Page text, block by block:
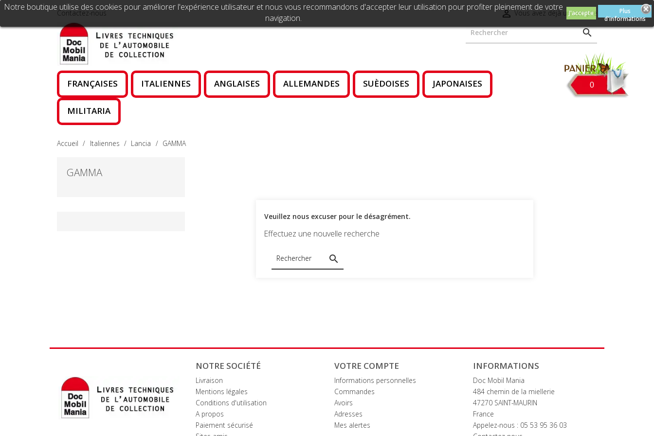
Contactez-nous  Vous avez déjà un compte

Notre boutique utilise des cookies pour améliorer l'expérience utilisateur et nous vous recommandons d'accepter leur utilisation pour profiter pleinement de votre
navigation.
J'accepte
Plus
d'informations
FRANÇAISES ITALIENNES ANGLAISES ALLEMANDES SUÈDOISES JAPONAISES
MILITARIA
0
Accueil Italiennes Lancia GAMMA
GAMMA
Veuillez nous excuser pour le désagrément.
Effectuez une nouvelle recherche

NOTRE SOCIÉTÉ
Livraison
Mentions légales
Conditions d'utilisation
A propos
Paiement sécurisé
VOTRE COMPTE
Informations personnelles
Commandes
Avoirs
Adresses
Mes alertes
INFORMATIONS
Doc Mobil Mania
484 chemin de la miellerie
47270 SAINT-MAURIN
France
Appelez-nous : 05 53 95 36 03